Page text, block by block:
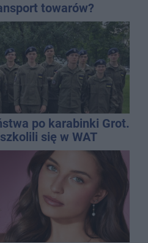
towarów?
po karabinki Grot.
się w WAT